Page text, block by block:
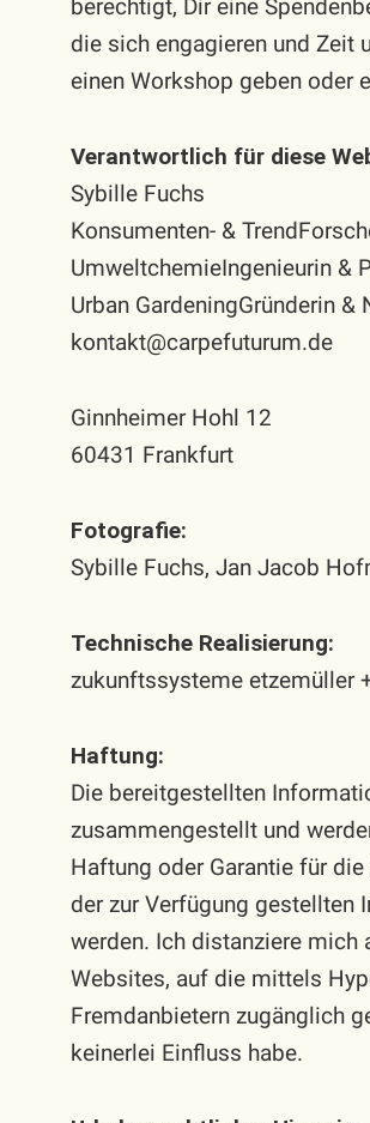
berechtigt, Dir eine
die sich engagieren und Zeit
einen Workshop geben oder
Verantwortlich für diese
Sybille Fuchs
Konsumenten- &
UmweltchemieIngenieurin &
Urban GardeningGründerin &
kontakt@carpefuturum.de
Ginnheimer Hohl 12
60431 Frankfurt
Fotografie:
Sybille Fuchs, Jan Jacob
Technische Realisierung:
zukunftssysteme etzemüller
Haftung:
Die bereitgestellten
zusammengestellt und
Haftung oder Garantie für
der zur Verfügung gestellten
werden. Ich distanziere mich
Websites, auf die mittels
Fremdanbietern zugänglich
keinerlei Einfluss habe.